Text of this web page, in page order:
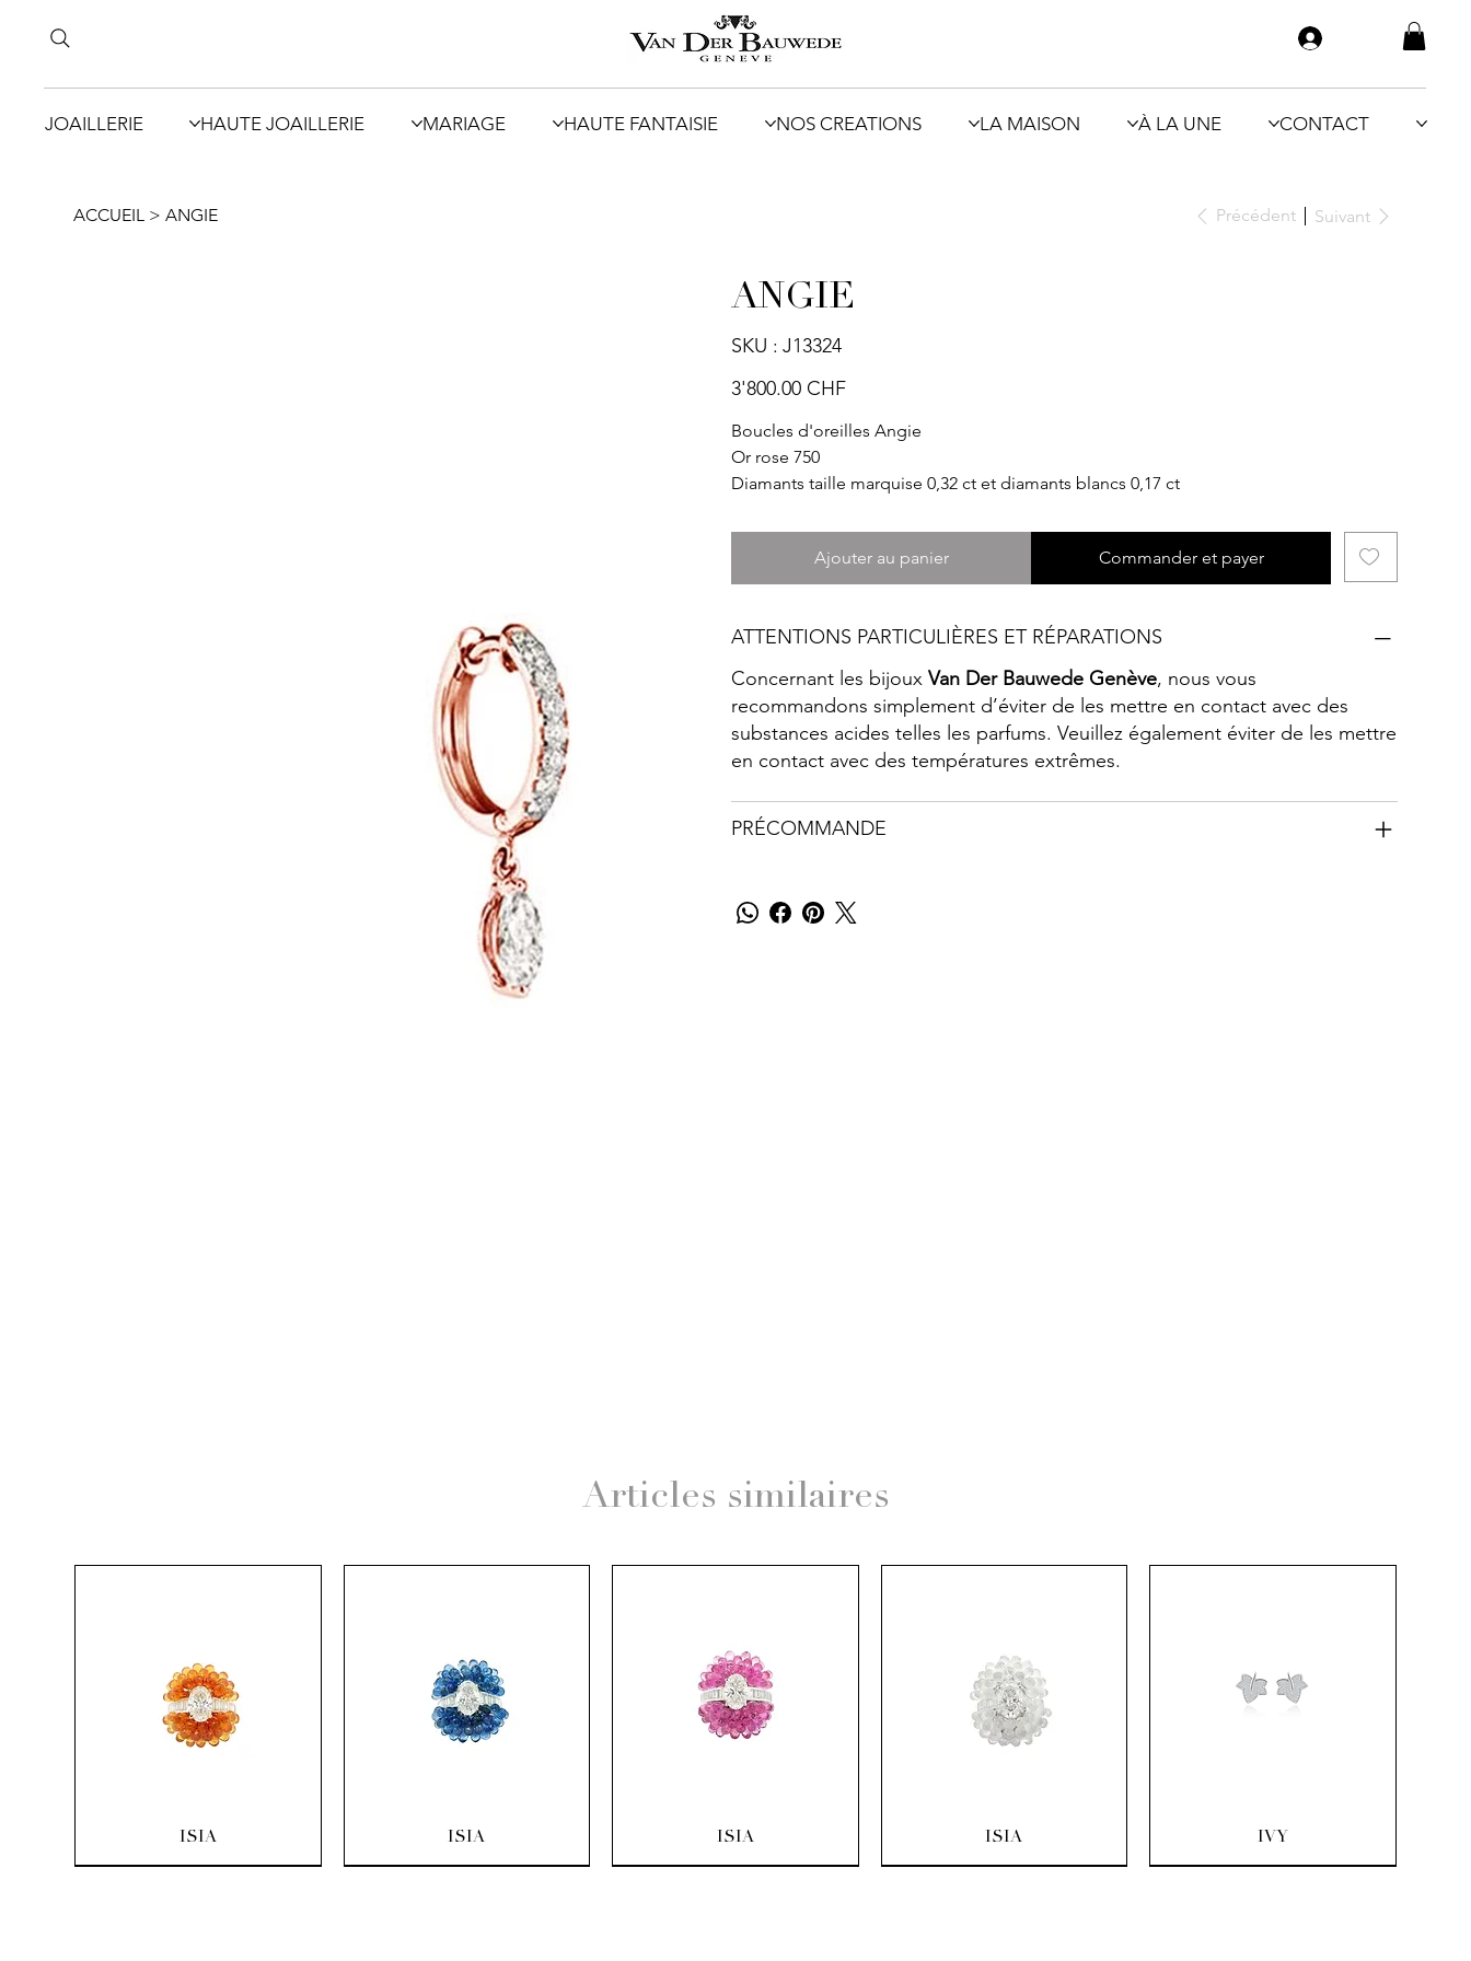
JOAILLERIE HAUTE JOAILLERIE MARIAGE HAUTE FANTAISIE NOS CREATIONS LA MAISON À LA UNE CONTACT
ACCUEIL > ANGIE Précédent Suivant
ANGIE
SKU :
SKU
J13324
J13324
Prix
3'800.00 CHF
Boucles d'oreilles Angie
Or rose 750
Diamants taille marquise 0,32 ct et diamants blancs 0,17 ct
Ajouter au panier Commander et payer
ATTENTIONS PARTICULIÈRES ET RÉPARATIONS
Concernant les bijoux Van Der Bauwede Genève, nous vous
recommandons simplement d’éviter de les mettre en contact avec des
substances acides telles les parfums. Veuillez également éviter de les mettre
en contact avec des températures extrêmes.
PRÉCOMMANDE
Articles similaires
Aperçu rapide
ISIA Aperçu rapide
ISIA Aperçu rapide
ISIA Aperçu rapide
ISIA Aperçu rapide
IVY